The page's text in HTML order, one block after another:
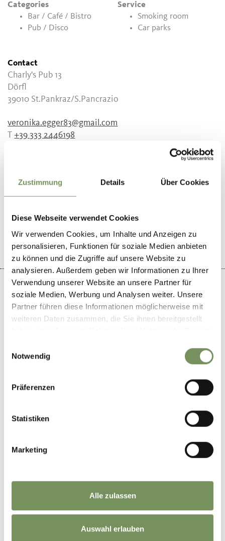
Zustimmung Details Über Cookies
Diese Webseite verwendet Cookies
Wir verwenden Cookies, um Inhalte und Anzeigen zu
personalisieren, Funktionen für soziale Medien anbieten
zu können und die Zugriffe auf unsere Website zu
analysieren. Außerdem geben wir Informationen zu Ihrer
Verwendung unserer Website an unsere Partner für
soziale Medien, Werbung und Analysen weiter. Unsere
Partner führen diese Informationen möglicherweise mit
weiteren Daten zusammen, die Sie ihnen bereitgestellt
Notwendig
Präferenzen
Statistiken
Marketing
Alle zulassen
Auswahl erlauben
Categories
Bar / Café / Bistro
Pub / Disco
Service
Smoking room
Car parks
Contact
Charly's Pub 13
Dörfl
39010 St.Pankraz/S.Pancrazio
veronika.egger83@gmail.com
T+39 333 2446198
YES NO
+